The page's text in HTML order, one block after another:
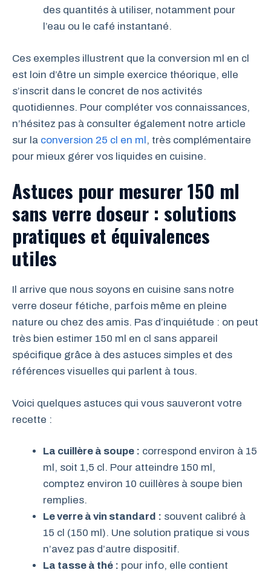
des quantités à utiliser, notamment pour
l’eau ou le café instantané.
Ces exemples illustrent que la conversion ml en cl
est loin d’être un simple exercice théorique, elle
s’inscrit dans le concret de nos activités
quotidiennes. Pour compléter vos connaissances,
n’hésitez pas à consulter également notre article
sur la conversion 25 cl en ml, très complémentaire
pour mieux gérer vos liquides en cuisine.
Astuces pour mesurer 150 ml
sans verre doseur : solutions
pratiques et équivalences
utiles
Il arrive que nous soyons en cuisine sans notre
verre doseur fétiche, parfois même en pleine
nature ou chez des amis. Pas d’inquiétude : on peut
très bien estimer 150 ml en cl sans appareil
spécifique grâce à des astuces simples et des
références visuelles qui parlent à tous.
Voici quelques astuces qui vous sauveront votre
recette :
La cuillère à soupe : correspond environ à 15
ml, soit 1,5 cl. Pour atteindre 150 ml,
comptez environ 10 cuillères à soupe bien
remplies.
Le verre à vin standard : souvent calibré à
15 cl (150 ml). Une solution pratique si vous
n’avez pas d’autre dispositif.
La tasse à thé : pour info, elle contient